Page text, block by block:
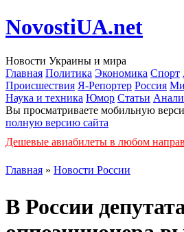
NovostiUA.net
Новости Украины и мира
Главная Политика Экономика Спорт
Происшествия Я-Репортер Россия
Наука и техника Юмор Статьи
Вы просматриваете мобильную
полную версию сайта
Дешевые авиабилеты в любом
Главная » Новости России
В России